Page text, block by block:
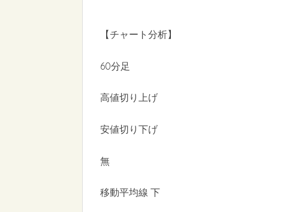
【チャート分析】
60分足
高値切り上げ
安値切り下げ
無
移動平均線 下